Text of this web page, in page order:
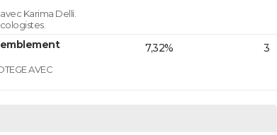
Karima Delli.
AVEC
7,32% 3